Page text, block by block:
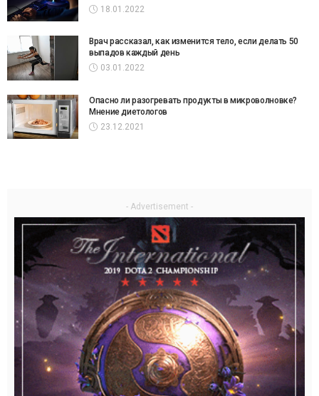
18.01.2022
Врач рассказал, как изменится тело, если делать 50
выпадов каждый день
03.01.2022
Опасно ли разогревать продукты в микроволновке?
Мнение диетологов
23.12.2021
- Advertisement -